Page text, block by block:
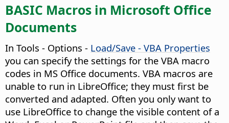
BASIC Macros in Microsoft Office
Documents
In Tools - Options - Load/Save - VBA Properties
you can specify the settings for the VBA macro
codes in MS Office documents. VBA macros are
unable to run in LibreOffice; they must first be
converted and adapted. Often you only want to
use LibreOffice to change the visible content of a